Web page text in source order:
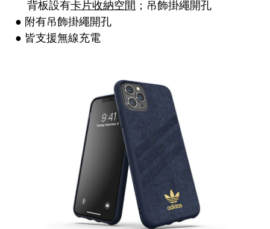
背板設有卡片收納空間 ；吊飾掛繩開孔
● 附有吊飾掛繩開孔
● 皆支援無線充電